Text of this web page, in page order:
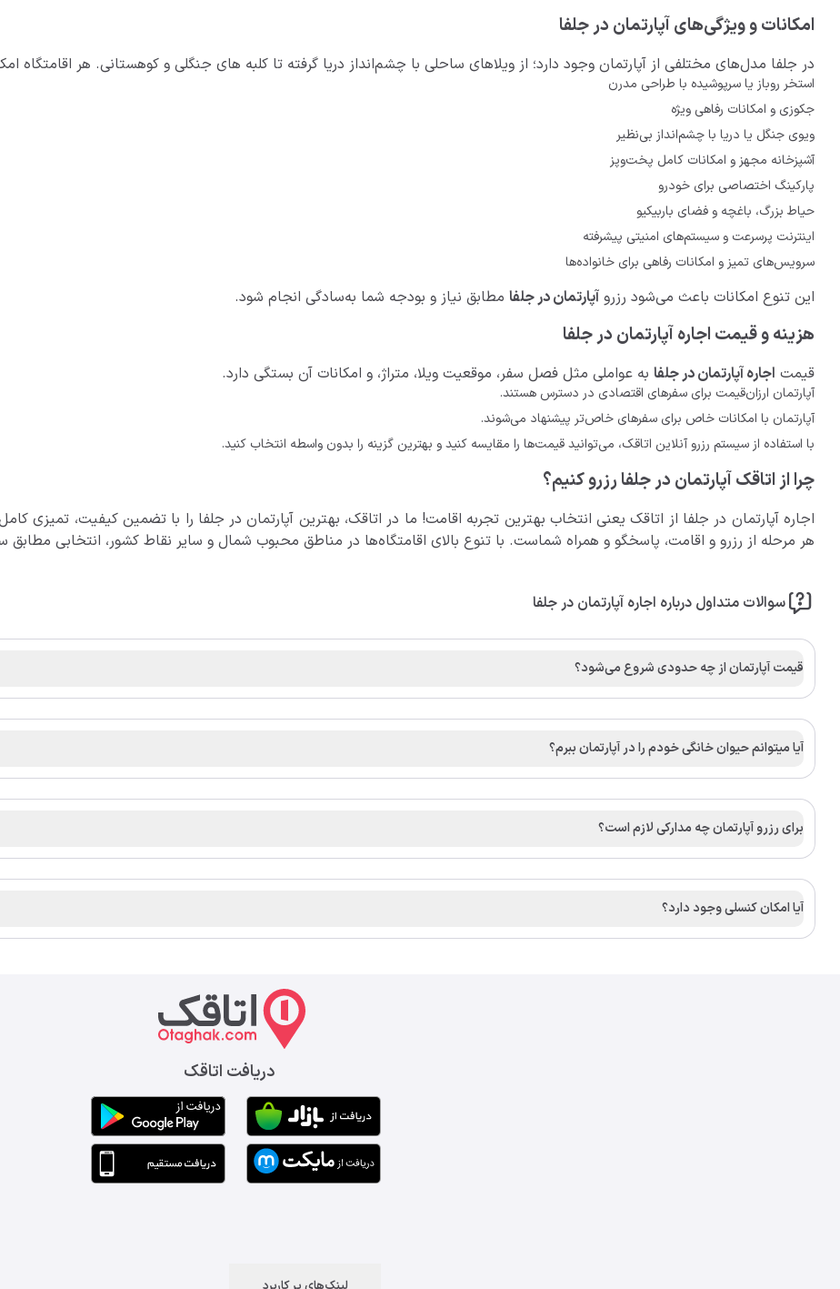
امکانات و ویژگی‌های آپارتمان‌ در جلفا
در جلفا مدل‌های مختلفی از آپارتمان وجود دارد؛ از ویلاهای ساحلی با چشم‌انداز دریا گرفته تا کلبه های جنگلی و کوهستانی. هر اقامتگاه
استخر روباز یا سرپوشیده با طراحی مدرن
جکوزی و امکانات رفاهی ویژه
ویوی جنگل یا دریا با چشم‌انداز بی‌نظیر
آشپزخانه مجهز و امکانات کامل پخت‌وپز
پارکینگ اختصاصی برای خودرو
حیاط بزرگ، باغچه و فضای باربیکیو
اینترنت پرسرعت و سیستم‌های امنیتی پیشرفته
سرویس‌های تمیز و امکانات رفاهی برای خانواده‌ها
این تنوع امکانات باعث می‌شود رزرو آپارتمان‌ در جلفا مطابق نیاز و بودجه شما به‌سادگی انجام شود.
هزینه و قیمت اجاره آپارتمان در جلفا
قیمت اجاره آپارتمان در جلفا به عواملی مثل فصل سفر، موقعیت ویلا، متراژ، و امکانات آن بستگی دارد.
آپارتمان ارزان‌قیمت برای سفرهای اقتصادی در دسترس هستند.
آپارتمان با امکانات خاص برای سفرهای خاص‌تر پیشنهاد می‌شوند.
با استفاده از سیستم رزرو آنلاین اتاقک، می‌توانید قیمت‌ها را مقایسه کنید و بهترین گزینه را بدون واسطه انتخاب کنید.
چرا از اتاقک آپارتمان در جلفا رزرو کنیم؟
اجاره آپارتمان در جلفا از اتاقک یعنی انتخاب بهترین تجربه اقامت! ما در اتاقک، بهترین آپارتمان در جلفا را با تضمین کیفیت، تمیزی
هر مرحله از رزرو و اقامت، پاسخگو و همراه شماست. با تنوع بالای اقامتگاه‌ها در مناطق محبوب شمال و سایر نقاط کشور، انتخابی مطابق
سوالات متداول درباره اجاره آپارتمان در جلفا
قیمت آپارتمان از چه حدودی شروع می‌شود؟
آیا میتوانم حیوان خانگی خودم را در آپارتمان ببرم؟
برای رزرو آپارتمان چه مدارکی لازم است؟
آیا امکان کنسلی وجود دارد؟
دریافت اتاقک